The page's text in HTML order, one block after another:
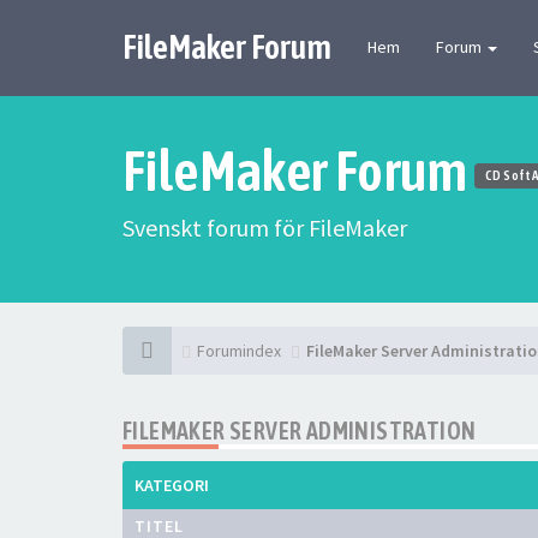
FileMaker Forum Hem Forum
FileMaker Forum CD Soft
Svenskt forum för FileMaker
Forumindex FileMaker Server
FILEMAKER SERVER ADMINISTRATION
KATEGORI
TITEL